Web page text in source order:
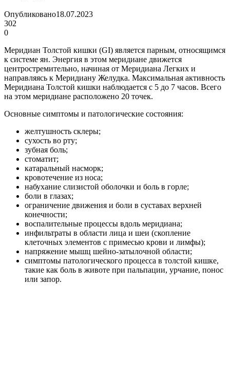
Опубликовано18.07.2023
302
0
Меридиан Толстой кишки (GI) является парным, относящимся
к системе ян. Энергия в этом меридиане движется
центростремительно, начиная от Меридиана Легких и
направляясь к Меридиану Желудка. Максимальная активность
Меридиана Толстой кишки наблюдается с 5 до 7 часов. Всего
на этом меридиане расположено 20 точек.
Основные симптомы и патологические состояния:
желтушность склеры;
сухость во рту;
зубная боль;
стоматит;
катаральный насморк;
кровотечение из носа;
набухание слизистой оболочки и боль в горле;
боли в глазах;
ограничение движения и боли в суставах верхней
конечности;
воспалительные процессы вдоль меридиана;
инфильтраты в области лица и шеи (скопление
клеточных элементов с примесью крови и лимфы);
напряжение мышц шейно-затылочной области;
симптомы патологического процесса в толстой кишке,
такие как боль в животе при пальпации, урчание, понос
или запор.